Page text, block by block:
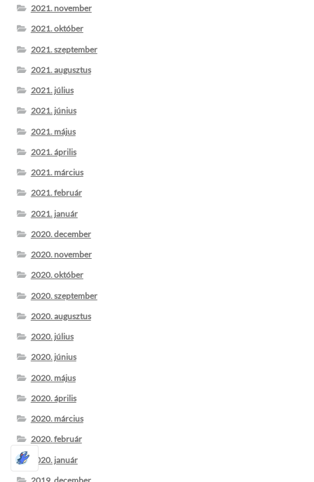
2021. november
2021. október
2021. szeptember
2021. augusztus
2021. július
2021. június
2021. május
2021. április
2021. március
2021. február
2021. január
2020. december
2020. november
2020. október
2020. szeptember
2020. augusztus
2020. július
2020. június
2020. május
2020. április
2020. március
2020. február
2020. január